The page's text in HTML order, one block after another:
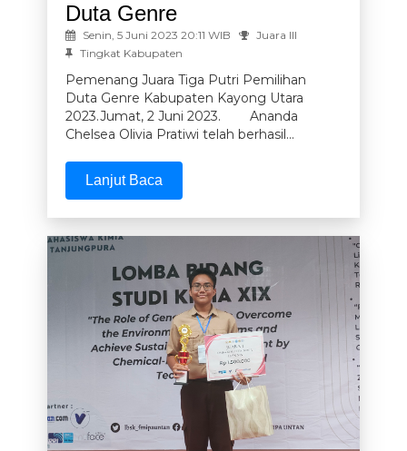
Duta Genre
Senin, 5 Juni 2023 20:11 WIB
Juara III
Tingkat Kabupaten
Pemenang Juara Tiga Putri Pemilihan
Duta Genre Kabupaten Kayong Utara
2023.Jumat, 2 Juni 2023. Ananda
Chelsea Olivia Pratiwi telah berhasil...
Lanjut Baca